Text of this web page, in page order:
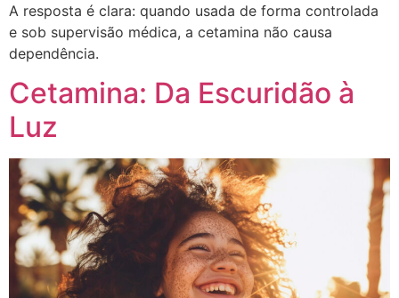
A resposta é clara: quando usada de forma controlada
e sob supervisão médica, a cetamina não causa
dependência.
Cetamina: Da Escuridão à
Luz